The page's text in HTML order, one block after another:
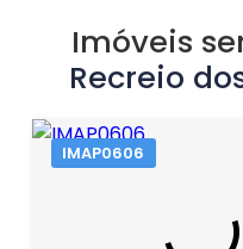
Imóveis
Recreio
IMAP0606